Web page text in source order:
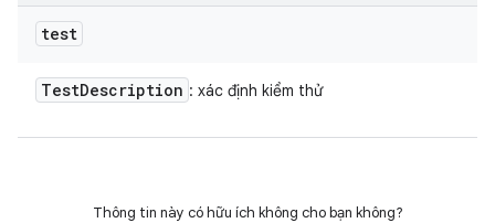
test
TestDescription : xác định kiểm thử
Thông tin này có hữu ích không cho bạn không?